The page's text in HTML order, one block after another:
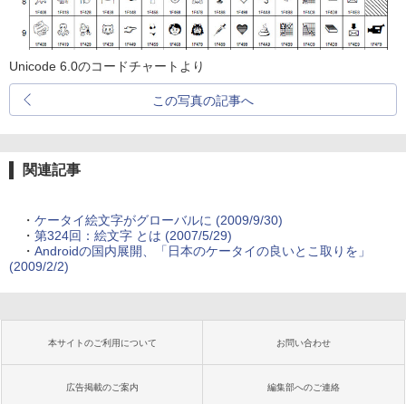
Unicode 6.0のコードチャートより
この写真の記事へ
関連記事
・ ケータイ絵文字がグローバルに (2009/9/30)
・ 第324回：絵文字 とは (2007/5/29)
・ Androidの国内展開、「日本のケータイの良いとこ取りを」
(2009/2/2)
本サイトのご利用について お問い合わせ
広告掲載のご案内 編集部へのご連絡